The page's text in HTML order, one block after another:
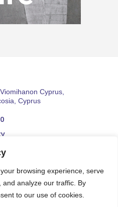
browsing experience, serve
analyze our traffic. By
to our use of cookies.
Cyprus,
Cyprus
Policy
bypixelskit ltd